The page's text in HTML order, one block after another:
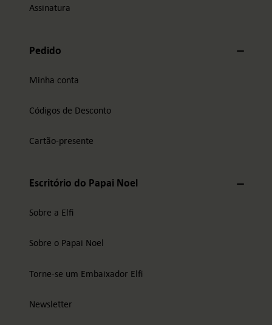
Assinatura
Pedido
Minha conta
Códigos de Desconto
Cartão-presente
Escritório do Papai Noel
Sobre a Elfi
Sobre o Papai Noel
Torne-se um Embaixador Elfi
Newsletter